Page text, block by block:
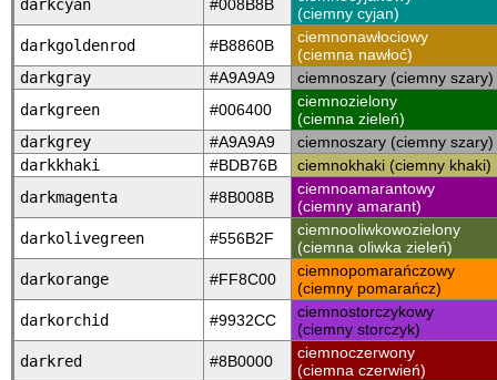
darkcyan
#008B8B
(ciemny cyjan)
darkgoldenrod
#B8860B
ciemnonawłociowy
(ciemna nawłoć)
darkgray
#A9A9A9
ciemnoszary (ciemny szary)
darkgreen
#006400
ciemnozielony
(ciemna zieleń)
darkgrey
#A9A9A9
ciemnoszary (ciemny szary)
darkkhaki
#BDB76B
ciemnokhaki (ciemny khaki)
darkmagenta
#8B008B
ciemnoamarantowy
(ciemny amarant)
darkolivegreen
#556B2F
ciemnooliwkowozielony
(ciemna oliwka zieleń)
darkorange
#FF8C00
ciemnopomarańczowy
(ciemny pomarańcz)
darkorchid
#9932CC
ciemnostorczykowy
(ciemny storczyk)
darkred
#8B0000
ciemnoczerwony
(ciemna czerwień)